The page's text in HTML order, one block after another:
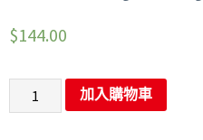
$144.00
加入購物車